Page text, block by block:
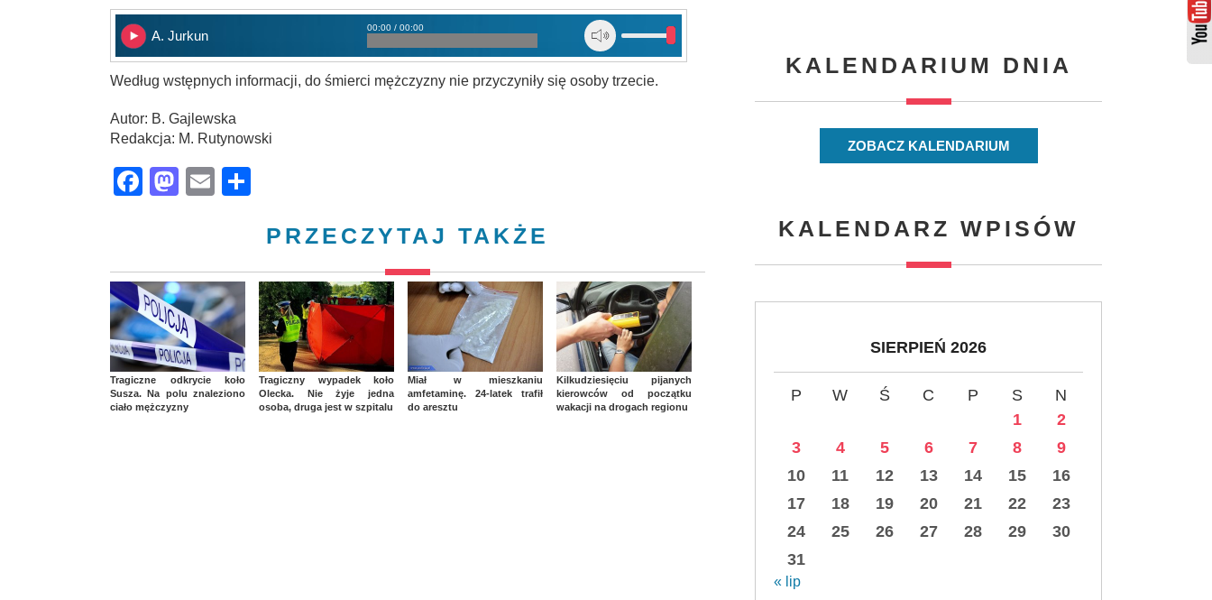
A. Jurkun
00:00 / 00:00
Według wstępnych informacji, do śmierci mężczyzny nie przyczyniły się osoby trzecie.
Autor: B. Gajlewska
Redakcja: M. Rutynowski
Facebook
Mastodon
Email
PRZECZYTAJ TAKŻE
Tragiczne odkrycie koło
Susza. Na polu znaleziono
ciało mężczyzny
Tragiczny wypadek koło
Olecka. Nie żyje jedna
osoba, druga jest w szpitalu
Miał w mieszkaniu
amfetaminę. 24-latek trafił
do aresztu
Kilkudziesięciu pijanych
kierowców od początku
wakacji na drogach regionu
KALENDARIUM DNIA
ZOBACZ KALENDARIUM
KALENDARZ WPISÓW
SIERPIEŃ 2026
P W Ś C P S
N
1
2
3
4 5 6 7 8
9
10
11 12 13 14 15
16
17
18 19 20 21 22
23
24
25 26 27 28 29
30
31
« lip